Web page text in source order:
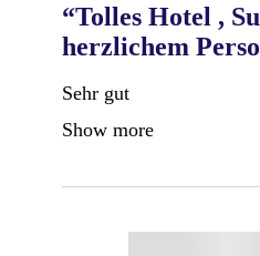
“Tolles Hotel ,
herzlichem
Sehr gut
Show more